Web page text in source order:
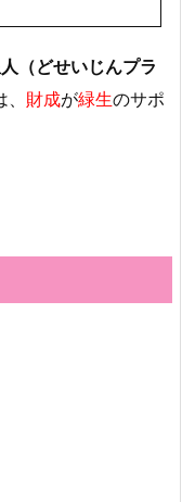
（どせいじんプラ
、 財成が緑生のサポ